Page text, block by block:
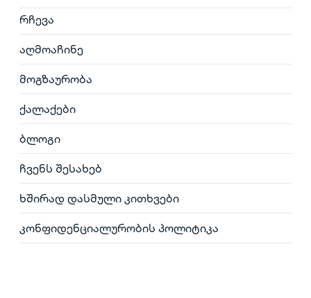
რჩევა
აღმოაჩინე
მოგზაურობა
ქალაქები
ბლოგი
ჩვენს შესახებ
ხშირად დასმული კითხვები
კონფიდენციალურობის პოლიტიკა